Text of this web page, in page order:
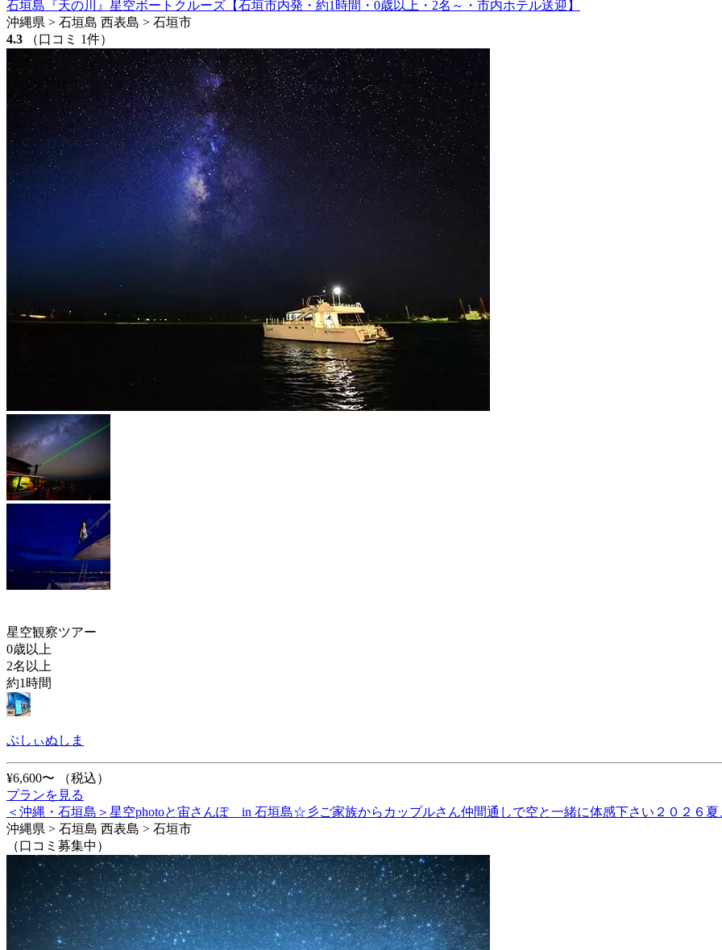
石垣島『天の川』星空ボートクルーズ【石垣市内発・約1時間・0歳以上・2名～・市内ホテル送迎】
沖縄県 > 石垣島 西表島 > 石垣市
4.3
（口コミ 1件）
星空観察ツアー
0歳以上
2名以上
約1時間
ぷしぃぬしま
¥6,600〜
（税込）
プランを見る
＜沖縄・石垣島＞星空photoと宙さんぽ in 石垣島☆彡ご家族からカップルさん仲間通しで空と一緒に体感下さい２０２６夏
沖縄県 > 石垣島 西表島 > 石垣市
（口コミ募集中）